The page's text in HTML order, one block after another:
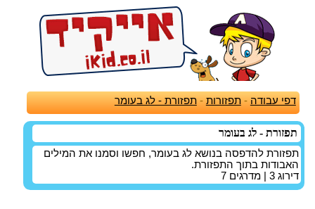
דפי עבודה -תפזורות -תפזורת - לג בעומר
תפזורת - לג בעומר
תפזורת להדפסה בנושא לג בעומר, חפשו וסמנו את המילים
האבודות בתוך התפזורת.
דירוג 3 | מדרגים 7